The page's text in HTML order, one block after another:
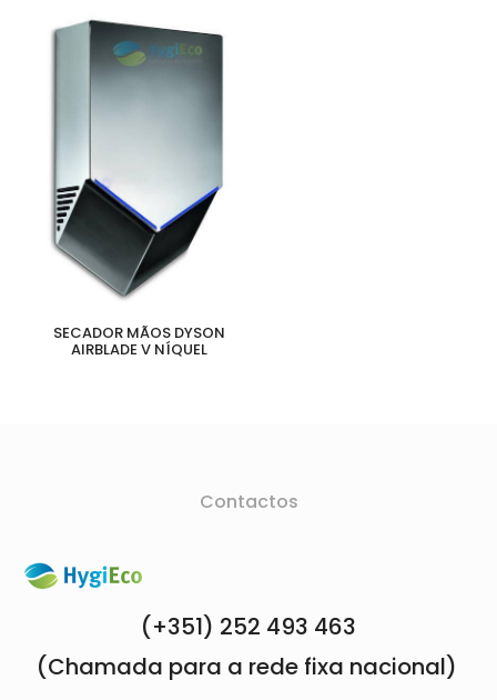
SECADOR MÃOS DYSON
AIRBLADE V NÍQUEL
Contactos
(+351) 252 493 463
(Chamada para a rede fixa nacional)